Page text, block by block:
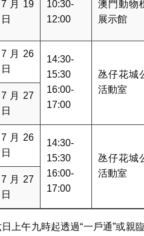
7月19
日
10:30-
12:00
澳門動物
展示館
7月26
日
14:30-
15:30
16:00-
17:00
氹仔花城
活動室
7月27
日
7月26
日
14:30-
15:30
16:00-
17:00
氹仔花城
活動室
7月27
日
上午九時起透過“一戶通”或親